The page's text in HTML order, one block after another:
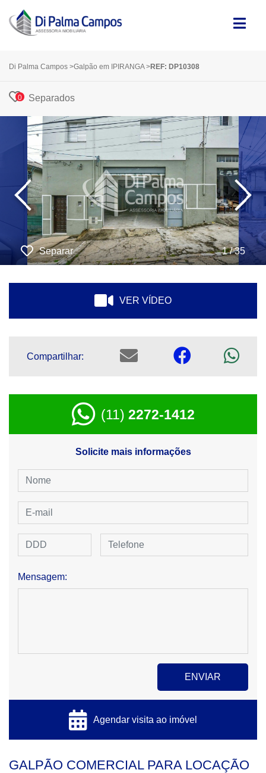
Di Palma Campos >Galpão em IPIRANGA >REF: DP10308
0 Separados
‹ ›
Separar 1 / 35
VER VÍDEO
Compartilhar:
(11) 2272-1412
Solicite mais informações
Mensagem:
Agendar visita ao imóvel
GALPÃO COMERCIAL PARA LOCAÇÃO